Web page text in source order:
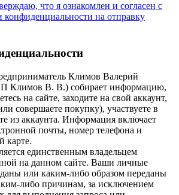
что я ознакомлен и согласен с
на отправку
Климов Валерий
Климов В. В.) собирает информацию,
на сайте, заходите на свой аккаунт,
совершаете покупку), участвуете в
из аккаунта. Информация включает
почты, номер телефона и
карте.
единственным владельцем
на данном сайте. Ваши личные
или каким-либо образом переданы
либо причинам, за исключением